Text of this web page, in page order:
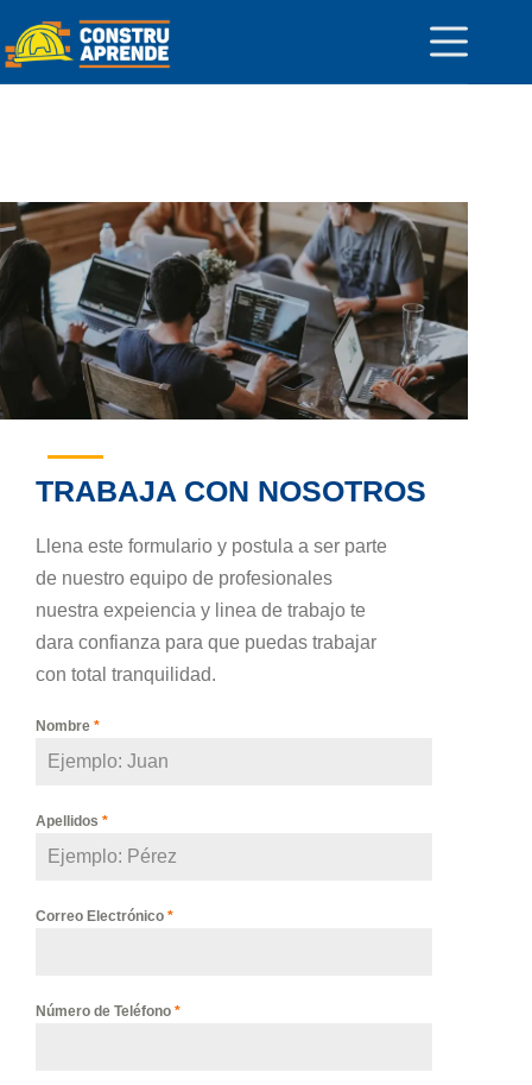
TRABAJA CON NOSOTROS
Llena este formulario y postula a ser parte
de nuestro equipo de profesionales
nuestra expeiencia y linea de trabajo te
dara confianza para que puedas trabajar
con total tranquilidad.
Nombre *
Apellidos *
Correo Electrónico *
Número de Teléfono *